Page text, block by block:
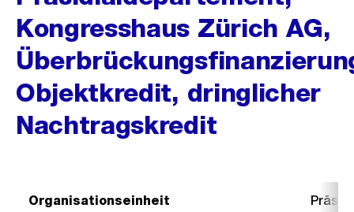
Kongresshaus Zürich AG,
Objektkredit, dringlicher
Nachtragskredit
Organisationseinheit